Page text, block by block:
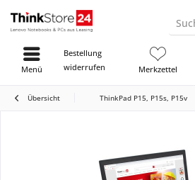
Bestellung
widerrufen
Merkzettel
Menü
Übersicht ThinkPad P15, P15s, P15v